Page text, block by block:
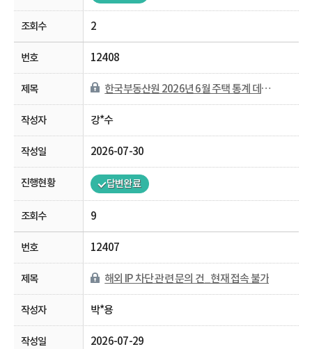
2
12408
한국부동산원 2026년 6월 주택 통계 데이터 반영 일정 문의
강*수
2026-07-30
답변완료
9
12407
해외 IP 차단 관련 문의 건_현재 접속 불가
박*용
2026-07-29